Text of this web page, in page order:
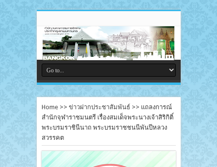
Home>> ข่าวฝากประชาสัมพันธ์ >> แถลงการณ์
สำนักจุฬาราชมนตรี เรื่องสมเด็จพระนางเจ้าสิริกิติ์
พระบรมราชินีนาถ พระบรมราชชนนีพันปีหลวง
สวรรคต